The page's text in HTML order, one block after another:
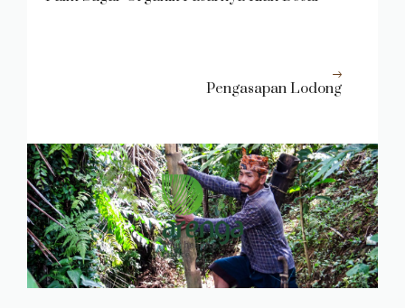
Pengasapan Lodong